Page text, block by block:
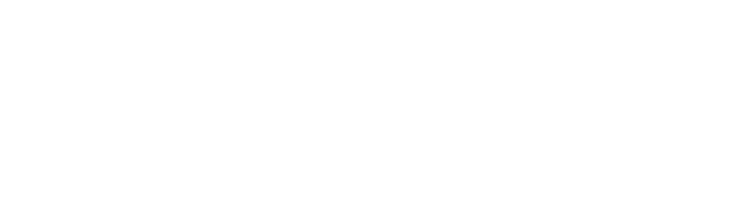
и автообзоры. Автотюнинг, тест-драйвы. Шины, диски, резина